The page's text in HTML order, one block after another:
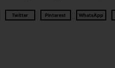
Twitter Pinterest WhatsApp